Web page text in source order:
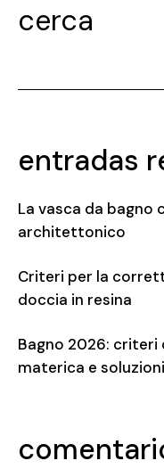
cerca
entradas
La vasca da bagno
architettonico
Criteri per la
doccia in resina
Bagno 2026:
materica e